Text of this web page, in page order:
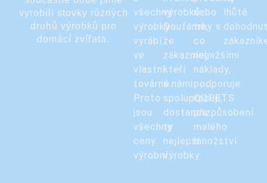
vyrobili stovky různých
druhů výrobků pro
domácí zvířata.
všechny
výrobky
vyrábí
ve
vlastní
továrně.
Proto
jsou
všechny
ceny
výrobní.
výrobků.
Doufáme,
že
zákazníci,
kteří
s námi
spolupracují,
dostanou
ty
nejlepší
výrobky.
nebo
trhy s
co
nejnižšími
náklady,
podporuje
QQPETS
přizpůsobení
malého
množství.
lhůtě